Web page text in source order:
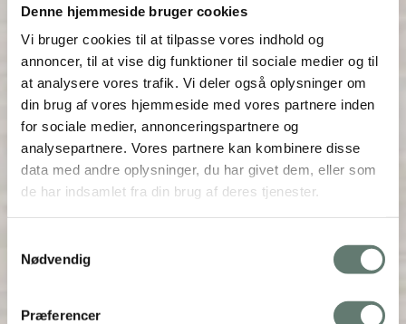
Denne hjemmeside bruger cookies
Vi bruger cookies til at tilpasse vores indhold og
annoncer, til at vise dig funktioner til sociale medier og til
at analysere vores trafik. Vi deler også oplysninger om
din brug af vores hjemmeside med vores partnere inden
for sociale medier, annonceringspartnere og
analysepartnere. Vores partnere kan kombinere disse
data med andre oplysninger, du har givet dem, eller som
de har indsamlet fra din brug af deres tjenester.
Nødvendig
Præferencer